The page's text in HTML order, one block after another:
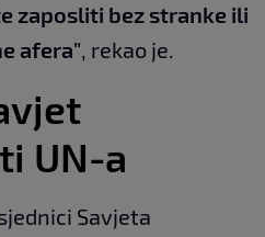
zaposliti bez stranke ili
afera", rekao je.
UN-a
Savjeta